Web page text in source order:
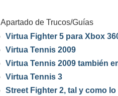
Apartado de Trucos/Guías
Virtua Fighter 5 para Xbox
Virtua Tennis 2009
Virtua Tennis 2009 también
Virtua Tennis 3
Street Fighter 2, tal y como